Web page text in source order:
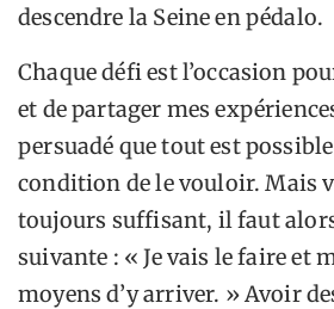
descendre la Seine en pédalo.
Chaque défi est l’occasion
et de partager mes
persuadé que tout est
condition de le vouloir. Mais
toujours suffisant, il faut
suivante : « Je vais le faire et
moyens d’y arriver. » Avoir